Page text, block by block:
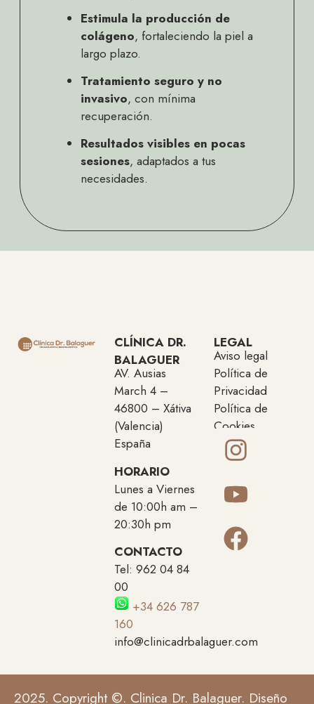
Estimula la producción de
colágeno, fortaleciendo la piel a
largo plazo.
Tratamiento seguro y no
invasivo, con mínima
recuperación.
Resultados visibles en pocas
sesiones, adaptados a tus
necesidades.
CLÍNICA DR.
BALAGUER
AV. Ausias
March 4 –
46800 – Xátiva
(Valencia)
España
HORARIO
Lunes a Viernes
de 10:00h am –
20:30h pm
CONTACTO
Tel: 962 04 84
00
+34 626 787
160
info@clinicadrbalaguer.com
LEGAL
Aviso legal
Política de
Privacidad
Política de
Cookies
2025. Copyright ©. Clinica Dr. Balaguer. Diseño